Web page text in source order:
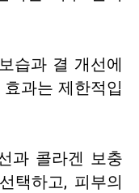
습과 결 개선에
과는 제한적입
과 콜라겐 보충
택하고, 피부의